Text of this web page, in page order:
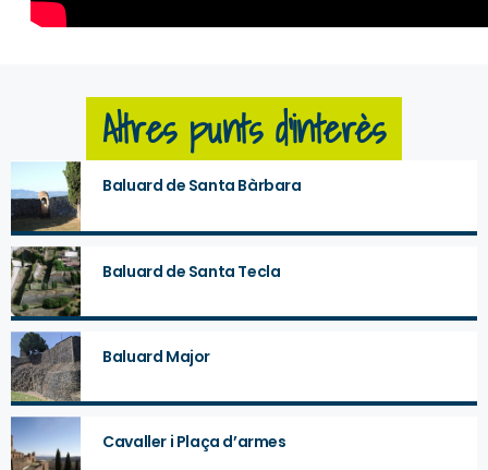
Altres punts d'interès
Baluard de Santa Bàrbara
Baluard de Santa Tecla
Baluard Major
Cavaller i Plaça d’armes